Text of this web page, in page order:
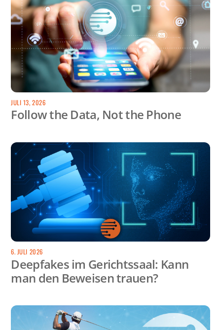
JULI 13, 2026
Follow the Data, Not the Phone
6. JULI 2026
Deepfakes im Gerichtssaal: Kann
man den Beweisen trauen?